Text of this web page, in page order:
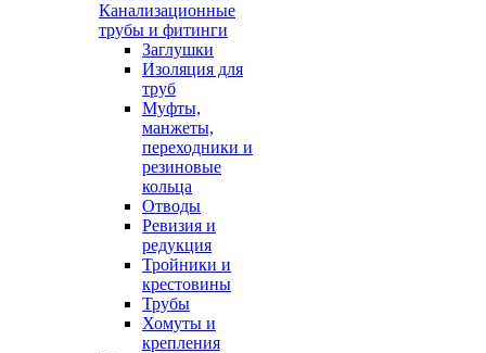
Канализационные
трубы и фитинги
Заглушки
Изоляция для
труб
Муфты,
манжеты,
переходники и
резиновые
кольца
Отводы
Ревизия и
редукция
Тройники и
крестовины
Трубы
Хомуты и
крепления